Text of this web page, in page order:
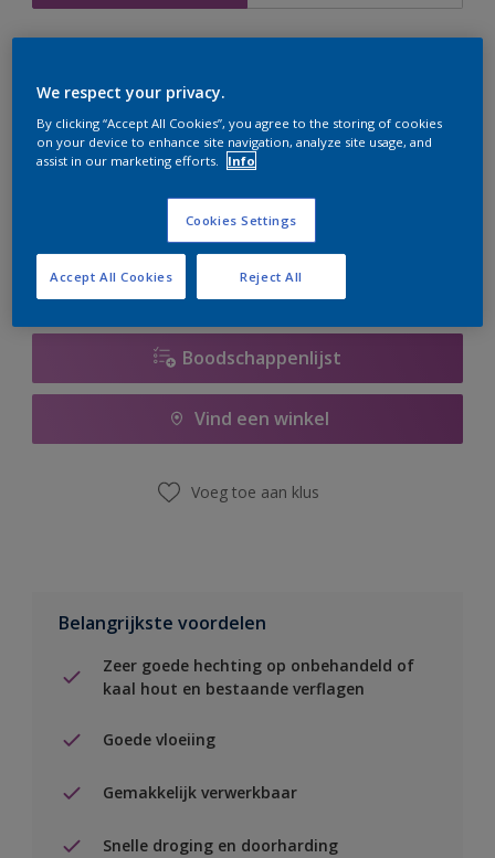
Op dit moment is het niet mogelijk dit product online
te bestellen. Houd de website in de gaten, we werken
er hard aan om de voorraad aan te vullen.
Boodschappenlijst
Vind een winkel
Voeg toe aan klus
Belangrijkste voordelen
Zeer goede hechting op onbehandeld of
kaal hout en bestaande verflagen
Goede vloeiing
Gemakkelijk verwerkbaar
Snelle droging en doorharding
We respect your privacy.
By clicking “Accept All Cookies”, you agree to the storing of cookies
on your device to enhance site navigation, analyze site usage, and
assist in our marketing efforts.
Info
Cookies Settings
Reject All
Accept All Cookies